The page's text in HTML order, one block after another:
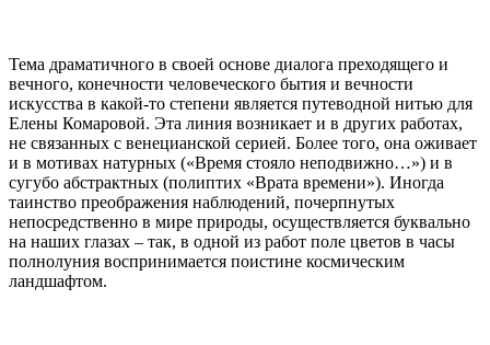
Тема драматичного в своей основе диалога преходящего и
вечного, конечности человеческого бытия и вечности
искусства в какой-то степени является путеводной нитью для
Елены Комаровой. Эта линия возникает и в других работах,
не связанных с венецианской серией. Более того, она оживает
и в мотивах натурных («Время стояло неподвижно…») и в
сугубо абстрактных (полиптих «Врата времени»). Иногда
таинство преображения наблюдений, почерпнутых
непосредственно в мире природы, осуществляется буквально
на наших глазах – так, в одной из работ поле цветов в часы
полнолуния воспринимается поистине космическим
ландшафтом.